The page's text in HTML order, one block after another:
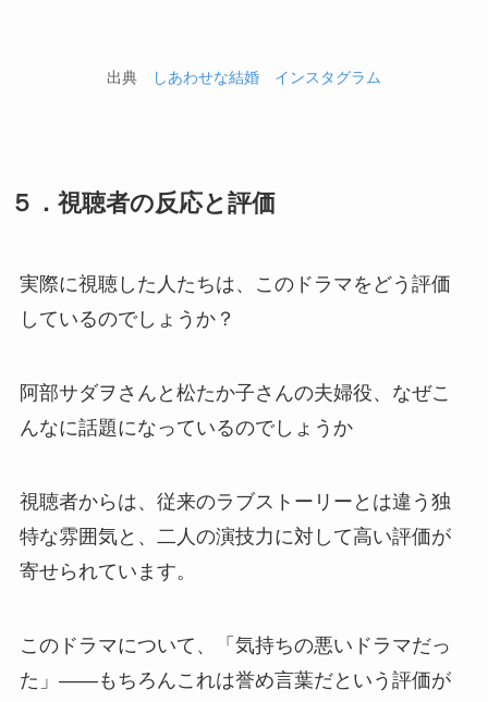
出典 しあわせな結婚 インスタグラム
５．視聴者の反応と評価
実際に視聴した人たちは、このドラマをどう評価
しているのでしょうか？
阿部サダヲさんと松たか子さんの夫婦役、なぜこ
んなに話題になっているのでしょうか
視聴者からは、従来のラブストーリーとは違う独
特な雰囲気と、二人の演技力に対して高い評価が
寄せられています。
このドラマについて、「気持ちの悪いドラマだっ
た」――もちろんこれは誉め言葉だという評価が